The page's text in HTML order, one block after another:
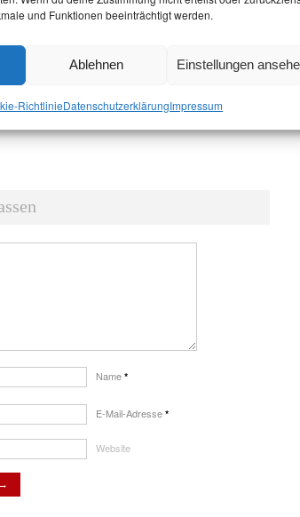
und Funktionen beeinträchtigt werden.
Ablehnen Einstellungen
RichtlinieDatenschutz­erklärungImpressum
die immerhin ein Wahlversprechend
bei den Haushaltsverhandlungen nicht zu,
Die Begründung damals war, dass sie selbst
(für das sie ebenfalls Geld im Haushalt bräuchten).
bis heute. Hoffen wir, dass die Zählgemeinschaft
eine Ausnahme macht und unserem Antrag zustimmt.
Kosten der Kinder und das werden wir ihnen auch
Name *
E-Mail-Adresse *
Website